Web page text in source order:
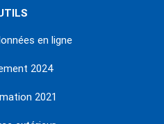
en ligne
2024
2021